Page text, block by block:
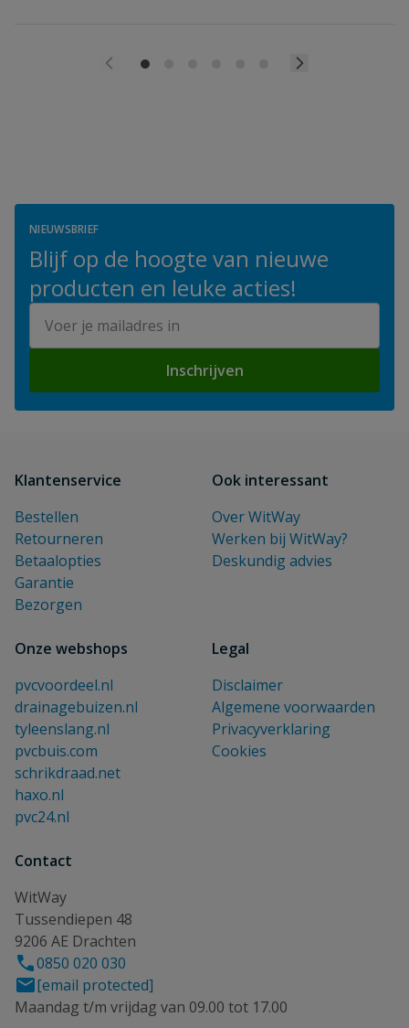
NIEUWSBRIEF
Blijf op de hoogte van nieuwe
producten en leuke acties!
Inschrijven
Klantenservice
Bestellen
Retourneren
Betaalopties
Garantie
Bezorgen
Ook interessant
Over WitWay
Werken bij WitWay?
Deskundig advies
Onze webshops
pvcvoordeel.nl
drainagebuizen.nl
tyleenslang.nl
pvcbuis.com
schrikdraad.net
haxo.nl
pvc24.nl
Legal
Disclaimer
Algemene voorwaarden
Privacyverklaring
Cookies
Contact
WitWay
Tussendiepen 48
9206 AE Drachten
0850 020 030
[email protected]
Maandag t/m vrijdag van 09.00 tot 17.00